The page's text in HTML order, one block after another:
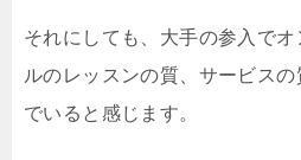
それにしても、大手の参入で
ルのレッスンの質、サービス
でいると感じます。